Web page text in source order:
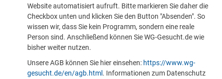
Website automatisiert aufruft. Bitte markieren Sie daher die
Checkbox unten und klicken Sie den Button "Absenden". So
wissen wir, dass Sie kein Programm, sondern eine reale
Person sind. Anschließend können Sie WG-Gesucht.de wie
bisher weiter nutzen.
Unsere AGB können Sie hier einsehen: https://www.wg-
gesucht.de/en/agb.html . Informationen zum Datenschutz